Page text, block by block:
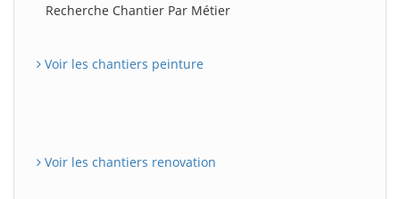
Recherche Chantier Par Métier
Voir les chantiers peinture
Voir les chantiers renovation